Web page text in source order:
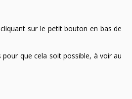
sur le petit bouton en bas de
que cela soit possible, à voir au